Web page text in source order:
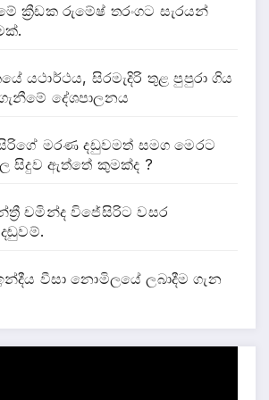
ක්‍රීඩක රුමේෂ් තරංගට සැරයන්
යථාර්ථය, සිරමැදිරි තුළ පුපුරා ගිය
දේශපාලනය
මරණ දඩුවමත් සමග මෙරට
සිදුව ඇත්තේ කුමක්ද ?
චමින්ද විජේසිරිට වසර
වීසා නොමිලයේ ලබාදීම ගැන